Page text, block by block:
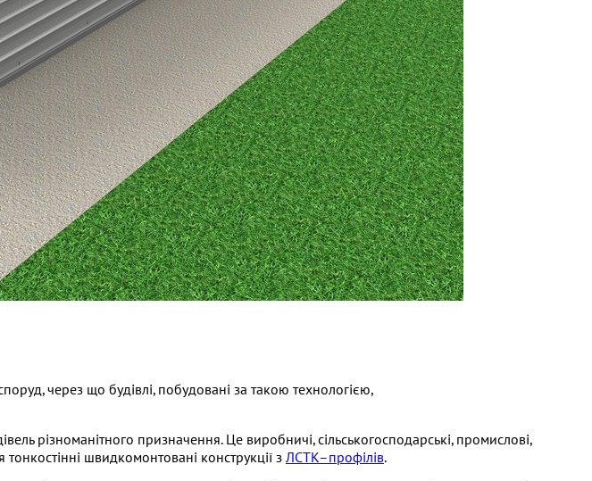
через що будівлі, побудовані за такою технологією,
різноманітного призначення. Це виробничі, сільськогосподарські, промислові,
швидкомонтовані конструкції з ЛСТК–профілів.